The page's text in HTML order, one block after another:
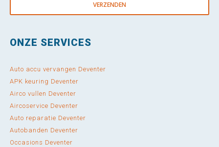
ONZE SERVICES
Auto accu vervangen Deventer
APK keuring Deventer
Airco vullen Deventer
Aircoservice Deventer
Auto reparatie Deventer
Autobanden Deventer
Occasions Deventer